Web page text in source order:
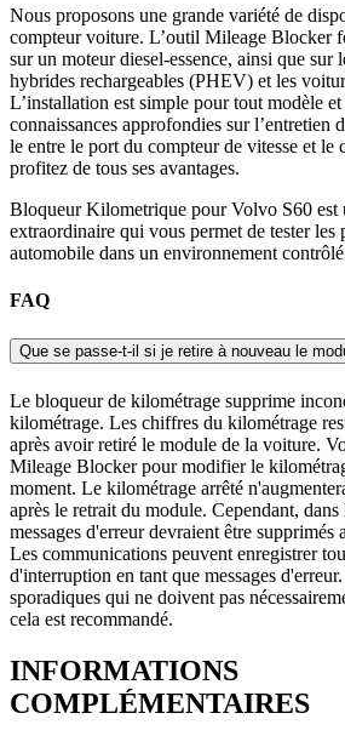
Nous proposons une grande variété de
compteur voiture. L’outil Mileage Blocker
sur un moteur diesel-essence, ainsi que sur
hybrides rechargeables (PHEV) et les
L’installation est simple pour tout modèle et
connaissances approfondies sur l’entretien
le entre le port du compteur de vitesse et le
profitez de tous ses avantages.
Bloqueur Kilometrique pour Volvo S60 est
extraordinaire qui vous permet de tester les
automobile dans un environnement
FAQ
Que se passe-t-il si je retire à nouveau le
Le bloqueur de kilométrage supprime
kilométrage. Les chiffres du kilométrage
après avoir retiré le module de la voiture.
Mileage Blocker pour modifier le
moment. Le kilométrage arrêté
après le retrait du module. Cependant, dans
messages d'erreur devraient être
Les communications peuvent enregistrer
d'interruption en tant que messages
sporadiques qui ne doivent pas
cela est recommandé.
INFORMATIONS
COMPLÉMENTAIRES